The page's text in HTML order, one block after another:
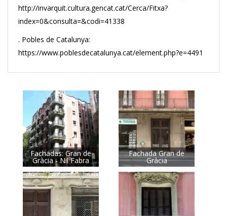
http://invarquit.cultura.gencat.cat/Cerca/Fitxa?
index=0&consulta=&codi=41338
. Pobles de Catalunya:
https://www.poblesdecatalunya.cat/element.php?e=4491
Fachadas: Gran de
Gràcia - Nil Fabra
Fachada Gran de
Gràcia